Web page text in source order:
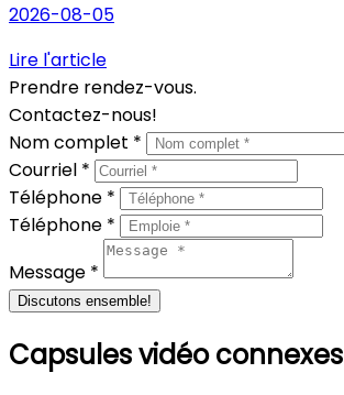
2026-08-05
Lire l'article
Prendre rendez-vous.
Contactez-nous!
Nom complet *
Courriel *
Téléphone *
Téléphone *
Message *
Discutons ensemble!
Capsules vidéo connexes